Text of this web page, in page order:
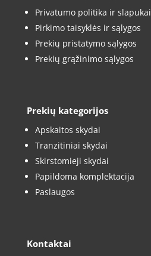
Privatumo politika ir slapukai
Pirkimo taisyklės ir sąlygos
Prekių pristatymo sąlygos
Prekių grąžinimo sąlygos
Prekių kategorijos
Apskaitos skydai
Tranzitiniai skydai
Skirstomieji skydai
Papildoma komplektacija
Paslaugos
Kontaktai